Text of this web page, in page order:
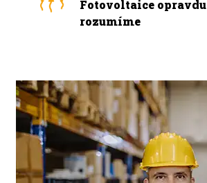
Fotovoltaice opravdu
rozumíme